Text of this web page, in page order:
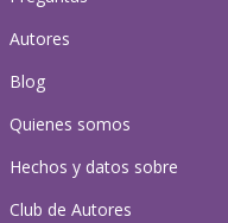
Autores
Blog
Quienes somos
Hechos y datos sobre
Club de Autores